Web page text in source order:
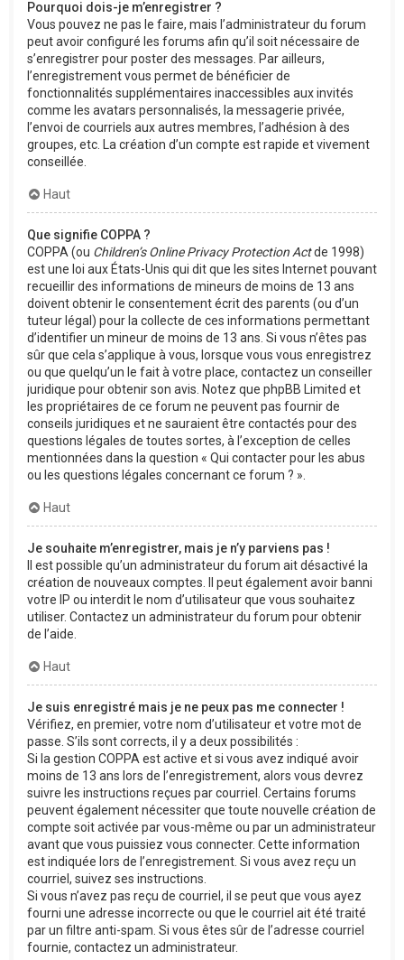
Pourquoi dois-je m’enregistrer ?
Vous pouvez ne pas le faire, mais l’administrateur du forum
peut avoir configuré les forums afin qu’il soit nécessaire de
s’enregistrer pour poster des messages. Par ailleurs,
l’enregistrement vous permet de bénéficier de
fonctionnalités supplémentaires inaccessibles aux invités
comme les avatars personnalisés, la messagerie privée,
l’envoi de courriels aux autres membres, l’adhésion à des
groupes, etc. La création d’un compte est rapide et vivement
conseillée.
Haut
Que signifie COPPA ?
COPPA (ou Children’s Online Privacy Protection Actde 1998)
est une loi aux États-Unis qui dit que les sites Internet pouvant
recueillir des informations de mineurs de moins de 13 ans
doivent obtenir le consentement écrit des parents (ou d’un
tuteur légal) pour la collecte de ces informations permettant
d’identifier un mineur de moins de 13 ans. Si vous n’êtes pas
sûr que cela s’applique à vous, lorsque vous vous enregistrez
ou que quelqu’un le fait à votre place, contactez un conseiller
juridique pour obtenir son avis. Notez que phpBB Limited et
les propriétaires de ce forum ne peuvent pas fournir de
conseils juridiques et ne sauraient être contactés pour des
questions légales de toutes sortes, à l’exception de celles
mentionnées dans la question « Qui contacter pour les abus
ou les questions légales concernant ce forum ? ».
Haut
Je souhaite m’enregistrer, mais je n’y parviens pas !
Il est possible qu’un administrateur du forum ait désactivé la
création de nouveaux comptes. Il peut également avoir banni
votre IP ou interdit le nom d’utilisateur que vous souhaitez
utiliser. Contactez un administrateur du forum pour obtenir
de l’aide.
Haut
Je suis enregistré mais je ne peux pas me connecter !
Vérifiez, en premier, votre nom d’utilisateur et votre mot de
passe. S’ils sont corrects, il y a deux possibilités :
Si la gestion COPPA est active et si vous avez indiqué avoir
moins de 13 ans lors de l’enregistrement, alors vous devrez
suivre les instructions reçues par courriel. Certains forums
peuvent également nécessiter que toute nouvelle création de
compte soit activée par vous-même ou par un administrateur
avant que vous puissiez vous connecter. Cette information
est indiquée lors de l’enregistrement. Si vous avez reçu un
courriel, suivez ses instructions.
Si vous n’avez pas reçu de courriel, il se peut que vous ayez
fourni une adresse incorrecte ou que le courriel ait été traité
par un filtre anti-spam. Si vous êtes sûr de l’adresse courriel
fournie, contactez un administrateur.